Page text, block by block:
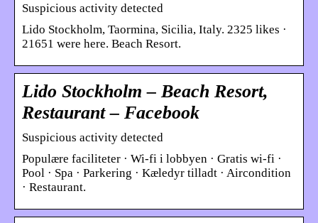
Suspicious activity detected
Lido Stockholm, Taormina, Sicilia, Italy. 2325 likes ·
21651 were here. Beach Resort.
Lido Stockholm – Beach Resort,
Restaurant – Facebook
Suspicious activity detected
Populære faciliteter · Wi-fi i lobbyen · Gratis wi-fi ·
Pool · Spa · Parkering · Kæledyr tilladt · Aircondition
· Restaurant.